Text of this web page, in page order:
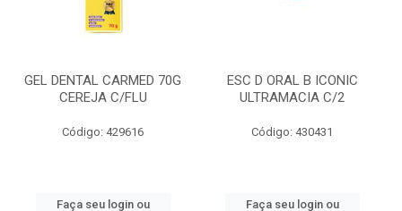
GEL DENTAL CARMED 70G
CEREJA C/FLU
Código: 429616
Faça seu login ou
ESC D ORAL B ICONIC
ULTRAMACIA C/2
Código: 430431
Faça seu login ou